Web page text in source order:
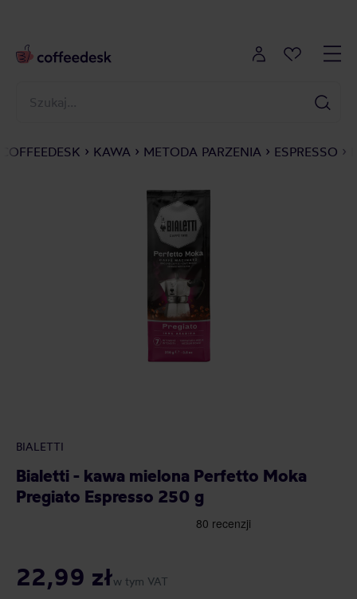
COFFEEDESK KAWA METODA PARZENIA ESPRESSO
BIALETTI
Bialetti - kawa mielona Perfetto Moka
Pregiato Espresso 250 g
22,99 złw tym VAT